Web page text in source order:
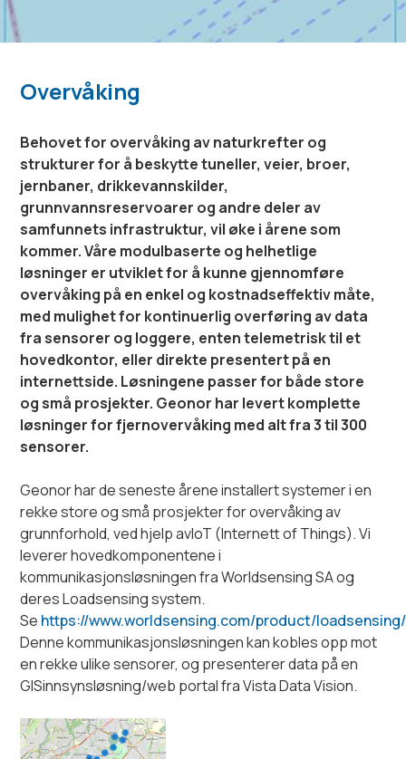
Overvåking
Behovet for overvåking av naturkrefter og
strukturer for å beskytte tuneller, veier, broer,
jernbaner, drikkevannskilder,
grunnvannsreservoarer og andre deler av
samfunnets infrastruktur, vil øke i årene som
kommer. Våre modulbaserte og helhetlige
løsninger er utviklet for å kunne gjennomføre
overvåking på en enkel og kostnadseffektiv måte,
med mulighet for kontinuerlig overføring av data
fra sensorer og loggere, enten telemetrisk til et
hovedkontor, eller direkte presentert på en
internettside. Løsningene passer for både store
og små prosjekter. Geonor har levert komplette
løsninger for fjernovervåking med alt fra 3 til 300
sensorer.
Geonor har de seneste årene installert systemer i en
rekke store og små prosjekter for overvåking av
grunnforhold, ved hjelp avIoT (Internett of Things). Vi
leverer hovedkomponentene i
kommunikasjonsløsningen fra Worldsensing SA og
deres Loadsensing system.
Se https://www.worldsensing.com/product/loadsensing/
Denne kommunikasjonsløsningen kan kobles opp mot
en rekke ulike sensorer, og presenterer data på en
GISinnsynsløsning/web portal fra Vista Data Vision.